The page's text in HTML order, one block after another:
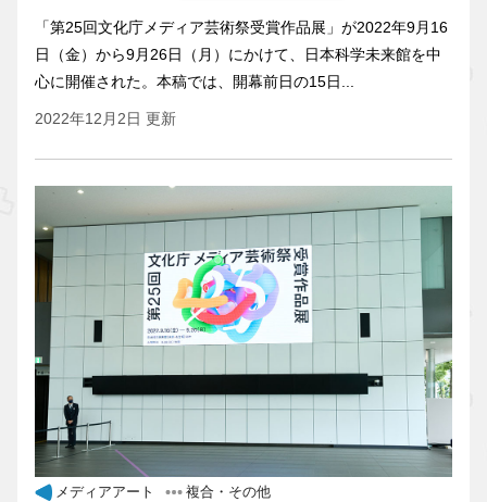
「第25回文化庁メディア芸術祭受賞作品展」が2022年9月16
日（金）から9月26日（月）にかけて、日本科学未来館を中
心に開催された。本稿では、開幕前日の15日...
2022年12月2日 更新
メディアアート 複合・その他